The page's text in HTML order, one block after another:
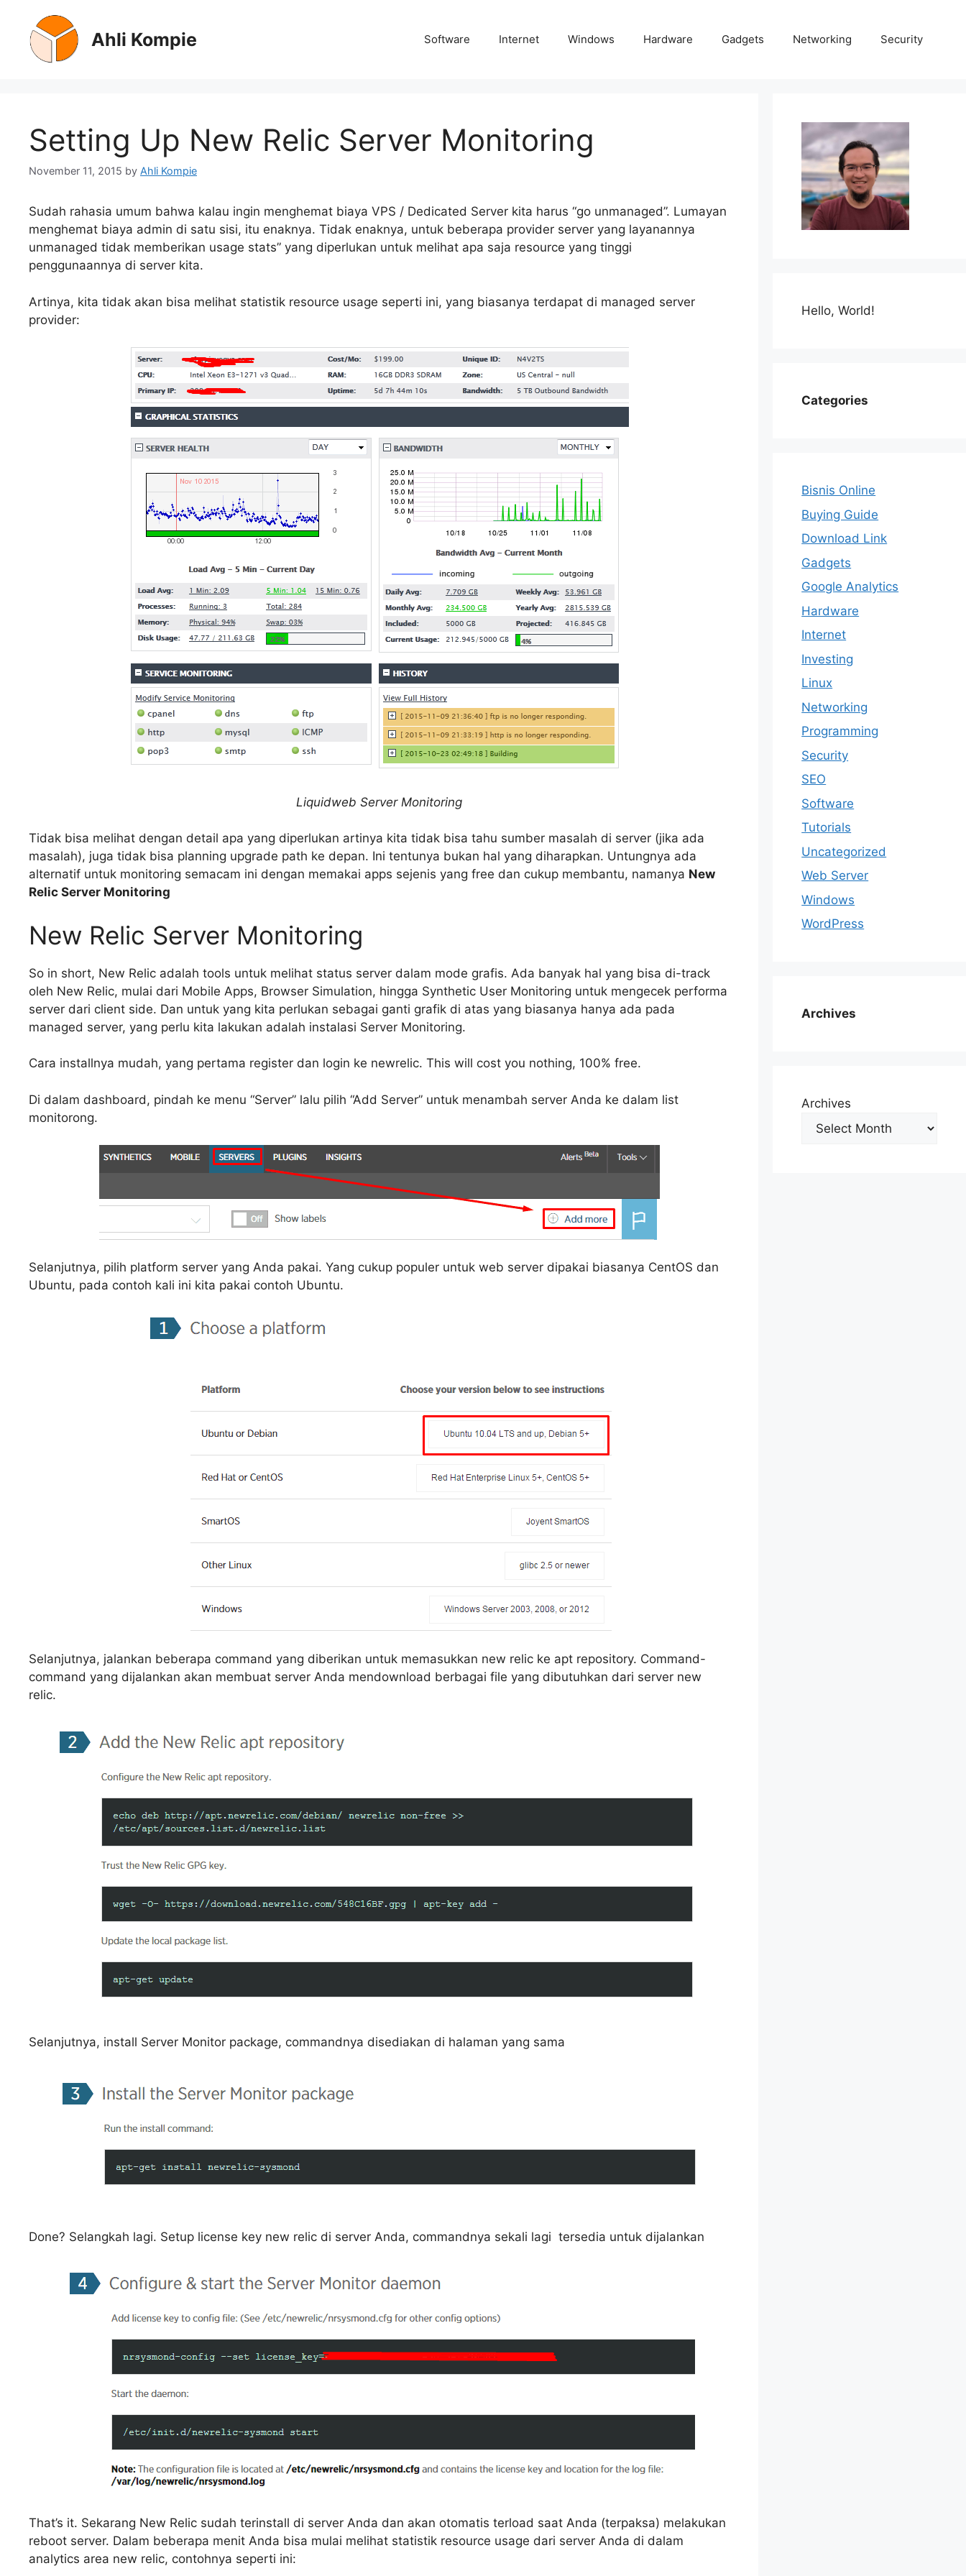
content
Ahli Kompie Software Internet Windows Hardware Gadgets Networking Security
Setting Up New Relic Server Monitoring
November 11, 2015 by Ahli Kompie
Sudah rahasia umum bahwa kalau ingin menghemat biaya VPS / Dedicated Server kita harus “go unmanaged”. Lumayan
menghemat biaya admin di satu sisi, itu enaknya. Tidak enaknya, untuk beberapa provider server yang layanannya
unmanaged tidak memberikan usage stats” yang diperlukan untuk melihat apa saja resource yang tinggi
penggunaannya di server kita.
Artinya, kita tidak akan bisa melihat statistik resource usage seperti ini, yang biasanya terdapat di managed server
provider:
Liquidweb Server Monitoring
Tidak bisa melihat dengan detail apa yang diperlukan artinya kita tidak bisa tahu sumber masalah di server (jika ada
masalah), juga tidak bisa planning upgrade path ke depan. Ini tentunya bukan hal yang diharapkan. Untungnya ada
alternatif untuk monitoring semacam ini dengan memakai apps sejenis yang free dan cukup membantu, namanya New
Relic Server Monitoring
New Relic Server Monitoring
So in short, New Relic adalah tools untuk melihat status server dalam mode grafis. Ada banyak hal yang bisa di-track
oleh New Relic, mulai dari Mobile Apps, Browser Simulation, hingga Synthetic User Monitoring untuk mengecek performa
server dari client side. Dan untuk yang kita perlukan sebagai ganti grafik di atas yang biasanya hanya ada pada
managed server, yang perlu kita lakukan adalah instalasi Server Monitoring.
Cara installnya mudah, yang pertama register dan login ke newrelic. This will cost you nothing, 100% free.
Di dalam dashboard, pindah ke menu “Server” lalu pilih “Add Server” untuk menambah server Anda ke dalam list
monitorong.
Selanjutnya, pilih platform server yang Anda pakai. Yang cukup populer untuk web server dipakai biasanya CentOS dan
Ubuntu, pada contoh kali ini kita pakai contoh Ubuntu.
Selanjutnya, jalankan beberapa command yang diberikan untuk memasukkan new relic ke apt repository. Command-
command yang dijalankan akan membuat server Anda mendownload berbagai file yang dibutuhkan dari server new
relic.
Selanjutnya, install Server Monitor package, commandnya disediakan di halaman yang sama
Done? Selangkah lagi. Setup license key new relic di server Anda, commandnya sekali lagi tersedia untuk dijalankan
That’s it. Sekarang New Relic sudah terinstall di server Anda dan akan otomatis terload saat Anda (terpaksa) melakukan
reboot server. Dalam beberapa menit Anda bisa mulai melihat statistik resource usage dari server Anda di dalam
analytics area new relic, contohnya seperti ini:
Hello, World!
Categories
Bisnis Online
Buying Guide
Download Link
Gadgets
Google Analytics
Hardware
Internet
Investing
Linux
Networking
Programming
Security
SEO
Software
Tutorials
Uncategorized
Web Server
Windows
WordPress
Archives
Archives